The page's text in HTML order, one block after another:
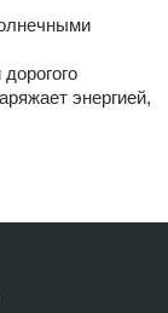
энергией,